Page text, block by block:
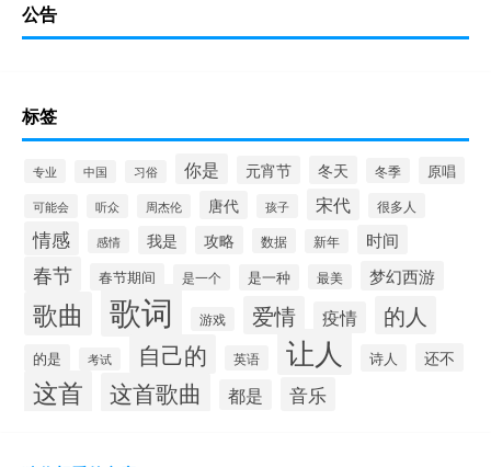
公告
标签
专业 中国 习俗 你是 元宵节 冬天 冬季 原唱
可能会 听众 周杰伦 唐代 孩子 宋代 很多人
情感 感情 我是 攻略 数据 新年 时间
春节 春节期间 是一个 是一种 最美 梦幻西游
歌曲 歌词 游戏 爱情 疫情 的人
的是 考试 自己的 英语 让人 诗人 还不
这首 这首歌曲 都是 音乐